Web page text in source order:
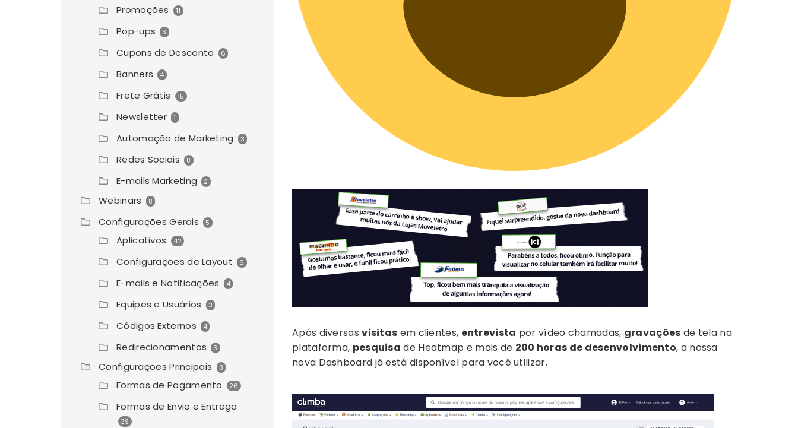
Promoções 11
Pop-ups 3
Cupons de Desconto 6
Banners 4
Frete Grátis 15
Newsletter 1
Automação de Marketing 3
Redes Sociais 8
E-mails Marketing 2
Webinars 8
Configurações Gerais 5
Aplicativos 42
Configurações de Layout 6
E-mails e Notificações 4
Equipes e Usuários 3
Códigos Externos 4
Redirecionamentos 3
Configurações Principais 3
Formas de Pagamento 26
Formas de Envio e Entrega
39
Após diversasvisitas em clientes, entrevista por vídeo chamadas, gravações de tela na
plataforma, pesquisa de Heatmap e mais de 200 horas de desenvolvimento, a nossa
nova Dashboard já está disponível para você utilizar.